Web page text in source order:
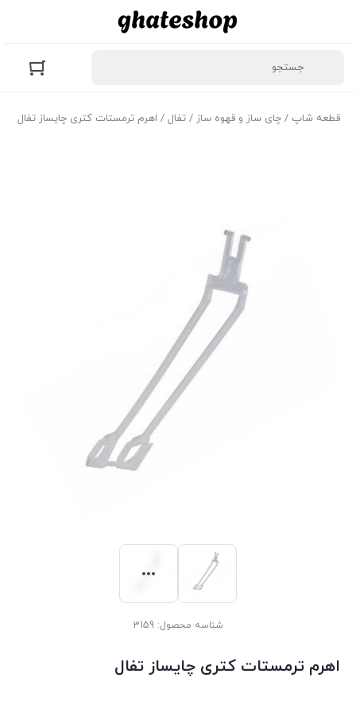
قطعه شاپ / چای ساز و قهوه ساز / تفال / اهرم ترمستات کتری چایساز تفال
شناسه محصول: 3159
اهرم ترمستات کتری چایساز تفال